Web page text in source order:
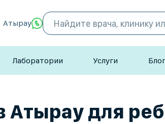
Атырау
Лаборатории Услуги Блог
Атырау для